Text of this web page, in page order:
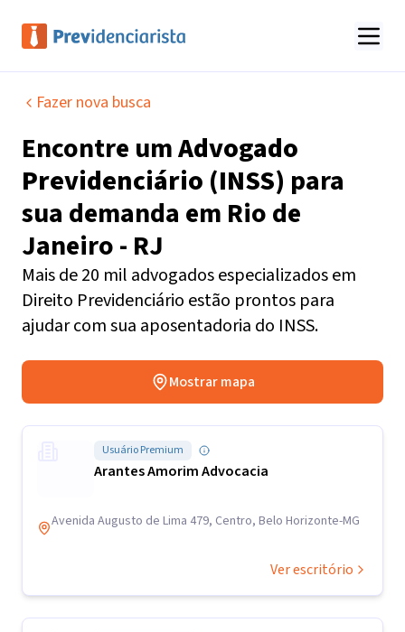
Fazer nova busca
Encontre umAdvogado
Previdenciário (INSS) para
sua demanda em Rio de
Janeiro - RJ
Mais de 20 mil advogados especializados em
Direito Previdenciário estão prontos para
ajudar com sua aposentadoria do INSS.
Mostrar mapa
Usuário Premium
Arantes Amorim Advocacia
Avenida Augusto de Lima 479, Centro, Belo Horizonte-MG
Ver escritório